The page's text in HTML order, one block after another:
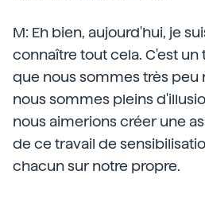
M: Eh bien, aujourd'hui, je
connaître tout cela. C'est
que nous sommes très peu
nous sommes pleins
nous aimerions créer une
de ce travail de
chacun sur notre propre.